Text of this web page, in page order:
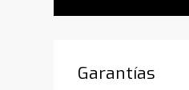
Garantías